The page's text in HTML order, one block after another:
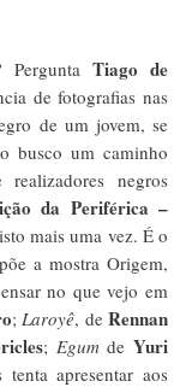
PerguntaTiago de
de fotografias nas
de um jovem, se
busco um caminho
negros
da Periférica –
mais uma vez. É o
a mostra Origem,
no que vejo em
; Laroyê, deRennan
; EgumdeYuri
apresentar aos